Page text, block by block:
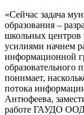
«Сейчас задача
образования –
школьных центров
усилиями начнем
информационной
образовательного
понимает,
потока
Антюфеева,
работе ГАУДО